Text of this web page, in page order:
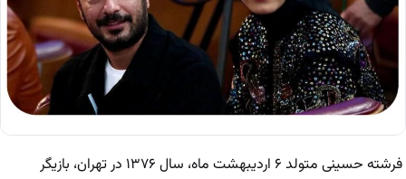
فرشته حسینی
متولد ۶ اردیبهشت ماه، سال ۱۳۷۶ در تهران، بازیگر